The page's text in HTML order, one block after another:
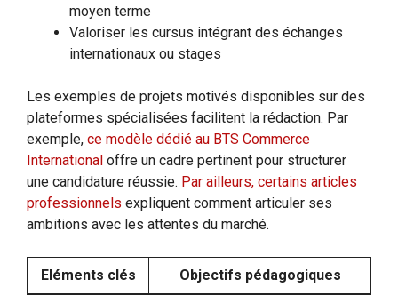
moyen terme
Valoriser les cursus intégrant des échanges
internationaux ou stages
Les exemples de projets motivés disponibles sur des
plateformes spécialisées facilitent la rédaction. Par
exemple, ce modèle dédié au BTS Commerce
International offre un cadre pertinent pour structurer
une candidature réussie. Par ailleurs, certains articles
professionnels expliquent comment articuler ses
ambitions avec les attentes du marché.
Eléments clés Objectifs pédagogiques